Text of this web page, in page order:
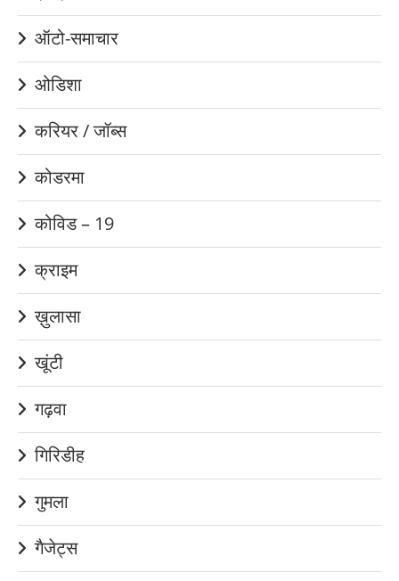
ऑटो-समाचार
ओडिशा
करियर / जॉब्स
कोडरमा
कोविड – 19
क्राइम
ख़ुलासा
खूंटी
गढ़वा
गिरिडीह
गुमला
गैजेट्स